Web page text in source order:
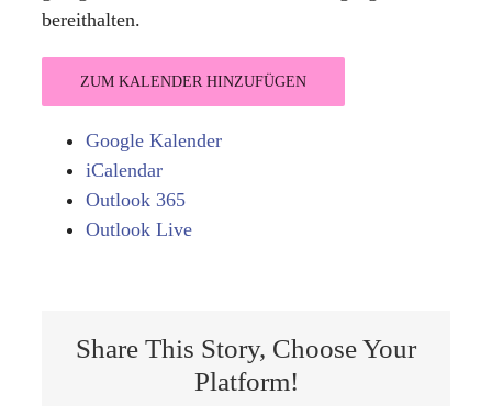
bereithalten.
ZUM KALENDER HINZUFÜGEN
Google Kalender
iCalendar
Outlook 365
Outlook Live
Share This Story, Choose Your
Platform!